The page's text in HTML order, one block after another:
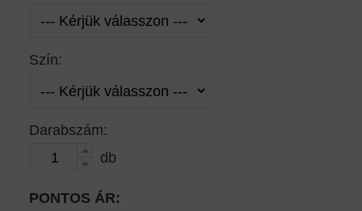
Szín:
Darabszám:
db
PONTOS ÁR: